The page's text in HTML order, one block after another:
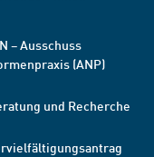
– Ausschuss
(ANP)
und Recherche